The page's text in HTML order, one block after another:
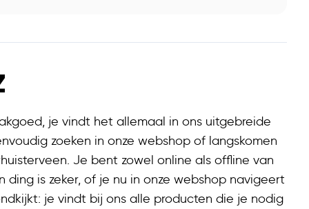
je vindt het allemaal in ons uitgebreide
zoeken in onze webshop of langskomen
Je bent zowel online als offline van
ding is zeker, of je nu in onze webshop navigeert
je vindt bij ons alle producten die je nodig